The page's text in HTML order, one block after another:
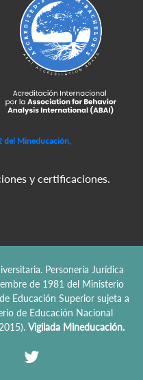
del Mineducación,
y certificaciones.
Personería Jurídica
de 1981 del Ministerio
Educación Superior sujeta a
de Educación Nacional
Vigilada Mineducación.